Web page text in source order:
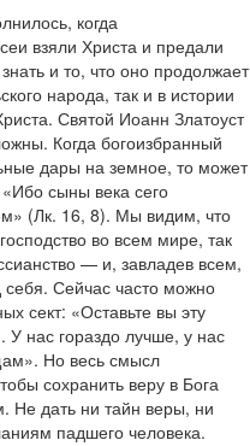
когда
взяли Христа и предали
и то, что оно продолжает
народа, так и в истории
Святой Иоанн Златоуст
Когда богоизбранный
дары на земное, то может
сыны века сего
(Лк. 16, 8). Мы видим, что
во всем мире, так
— и, завладев всем,
Сейчас часто можно
сект: «Оставьте вы эту
нас гораздо лучше, у нас
Но весь смысл
сохранить веру в Бога
Не дать ни тайн веры, ни
падшего человека.